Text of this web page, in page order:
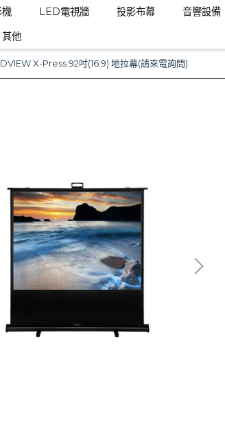
機 LED電視牆 投影布幕 音響設備
其他
X-Press 92吋(16:9) 地拉幕(請來電詢問)